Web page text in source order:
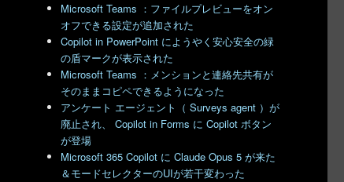
Microsoft Teams ：ファイルプレビューをオン
オフできる設定が追加された
Copilot in PowerPoint にようやく安心安全の緑
の盾マークが表示された
Microsoft Teams ：メンションと連絡先共有が
そのままコピペできるようになった
アンケート エージェント（ Surveys agent ）が
廃止され、 Copilot in Forms に Copilot ボタン
が登場
Microsoft 365 Copilot に Claude Opus 5 が来た
＆モードセレクターのUIが若干変わった